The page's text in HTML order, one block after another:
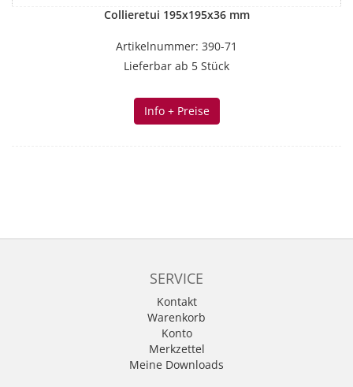
Collieretui 195x195x36 mm
Artikelnummer: 390-71
Lieferbar ab 5 Stück
Info + Preise
SERVICE
Kontakt
Warenkorb
Konto
Merkzettel
Meine Downloads